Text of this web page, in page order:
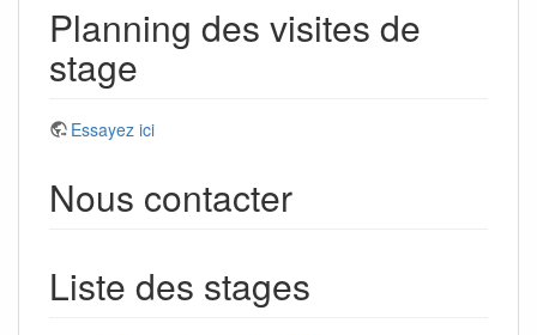
Planning des visites de
stage
Essayez ici
Nous contacter
Liste des stages